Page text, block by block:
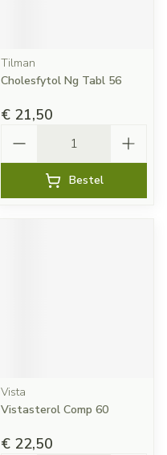
Tilman
Cholesfytol Ng Tabl 56
€ 21,50
Bestel
Vista
Vistasterol Comp 60
€ 22,50